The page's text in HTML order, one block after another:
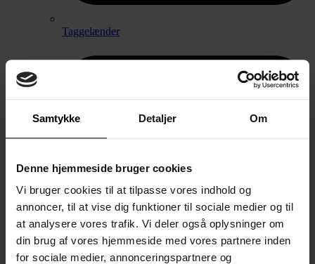
Samtykke Detaljer Om
Denne hjemmeside bruger cookies
Vi bruger cookies til at tilpasse vores indhold og
annoncer, til at vise dig funktioner til sociale medier og til
at analysere vores trafik. Vi deler også oplysninger om
din brug af vores hjemmeside med vores partnere inden
for sociale medier, annonceringspartnere og
Taggelænder